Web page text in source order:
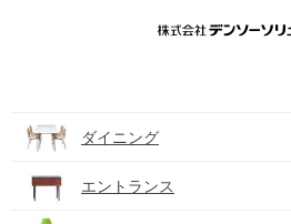
ダイニング
エントランス